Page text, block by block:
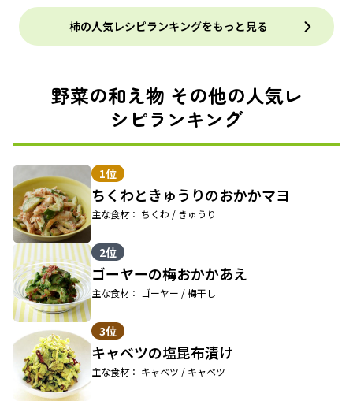
柿の人気レシピランキングをもっと見る
野菜の和え物 その他の人気レ
シピランキング
1位
ちくわときゅうりのおかかマヨ
主な食材： ちくわ / きゅうり
2位
ゴーヤーの梅おかかあえ
主な食材： ゴーヤー / 梅干し
3位
キャベツの塩昆布漬け
主な食材： キャベツ / キャベツ